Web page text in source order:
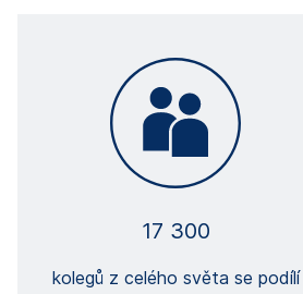
17 300
kolegů z celého světa se podílí